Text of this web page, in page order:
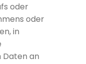
oder
oder
in
Daten an